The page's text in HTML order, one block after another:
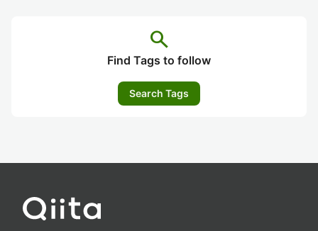
search
Find Tags to follow
Search Tags